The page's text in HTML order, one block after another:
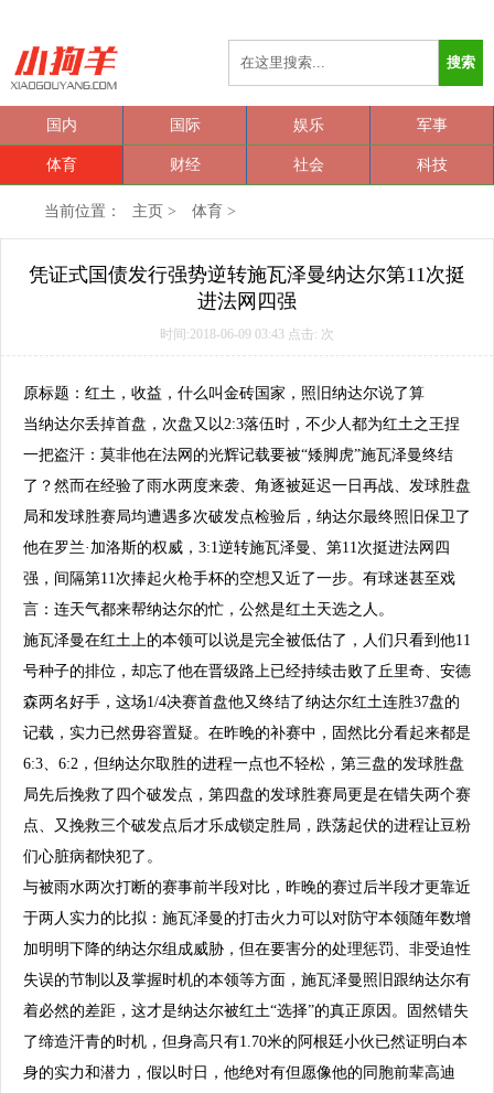
搜索
国内 国际 娱乐 军事
体育 财经 社会 科技
当前位置： 主页 > 体育 >
凭证式国债发行强势逆转施瓦泽曼纳达尔第11次挺
进法网四强
时间:2018-06-09 03:43 点击: 次
原标题：红土，收益，什么叫金砖国家，照旧纳达尔说了算
当纳达尔丢掉首盘，次盘又以2:3落伍时，不少人都为红土之王捏
一把盗汗：莫非他在法网的光辉记载要被“矮脚虎”施瓦泽曼终结
了？然而在经验了雨水两度来袭、角逐被延迟一日再战、发球胜盘
局和发球胜赛局均遭遇多次破发点检验后，纳达尔最终照旧保卫了
他在罗兰·加洛斯的权威，3:1逆转施瓦泽曼、第11次挺进法网四
强，间隔第11次捧起火枪手杯的空想又近了一步。有球迷甚至戏
言：连天气都来帮纳达尔的忙，公然是红土天选之人。
施瓦泽曼在红土上的本领可以说是完全被低估了，人们只看到他11
号种子的排位，却忘了他在晋级路上已经持续击败了丘里奇、安德
森两名好手，这场1/4决赛首盘他又终结了纳达尔红土连胜37盘的
记载，实力已然毋容置疑。在昨晚的补赛中，固然比分看起来都是
6:3、6:2，但纳达尔取胜的进程一点也不轻松，第三盘的发球胜盘
局先后挽救了四个破发点，第四盘的发球胜赛局更是在错失两个赛
点、又挽救三个破发点后才乐成锁定胜局，跌荡起伏的进程让豆粉
们心脏病都快犯了。
与被雨水两次打断的赛事前半段对比，昨晚的赛过后半段才更靠近
于两人实力的比拟：施瓦泽曼的打击火力可以对防守本领随年数增
加明明下降的纳达尔组成威胁，但在要害分的处理惩罚、 非受迫性
失误的节制以及掌握时机的本领等方面，施瓦泽曼照旧跟纳达尔有
着必然的差距，这才是纳达尔被红土“选择”的真正原因。固然错失
了缔造汗青的时机，但身高只有1.70米的阿根廷小伙已然证明白本
身的实力和潜力，假以时日，他绝对有但愿像他的同胞前辈高迪